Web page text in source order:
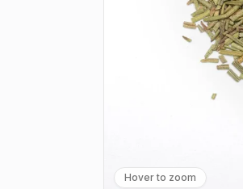
Hover to zoom